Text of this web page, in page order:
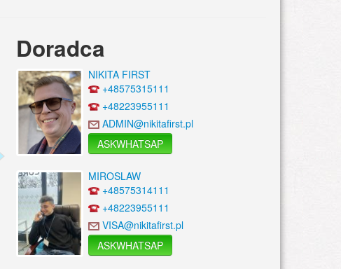
Doradca
NIKITA FIRST
+48575315111
+48223955111
ADMIN@nikitafirst.pl
ASKWHATSAP
MIROSLAW
+48575314111
+48223955111
VISA@nikitafirst.pl
ASKWHATSAP